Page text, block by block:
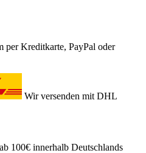
per Kreditkarte, PayPal oder
Wir versenden mit DHL
100€ innerhalb Deutschlands